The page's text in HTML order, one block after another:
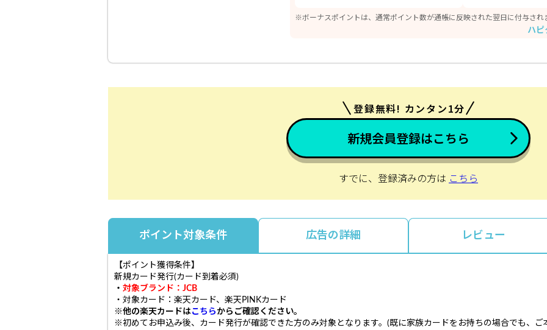
※ボーナスポイントは、通常ポイント数が通帳に反映された翌日に付与され
ハ
登録無料! カンタン1分
新規会員登録はこちら
すでに、登録済みの方は こちら
ポイント対象条件 広告の詳細 レビュー
【ポイント獲得条件】
新規カード発行(カード到着必須)
・ 対象ブランド：JCB
・対象カード：楽天カード、楽天PINKカード
※他の楽天カードはこちらからご確認ください。
※初めてお申込み後、カード発行が確認できた方のみ対象となります。(既に家族カードをお持ちの場合でも、